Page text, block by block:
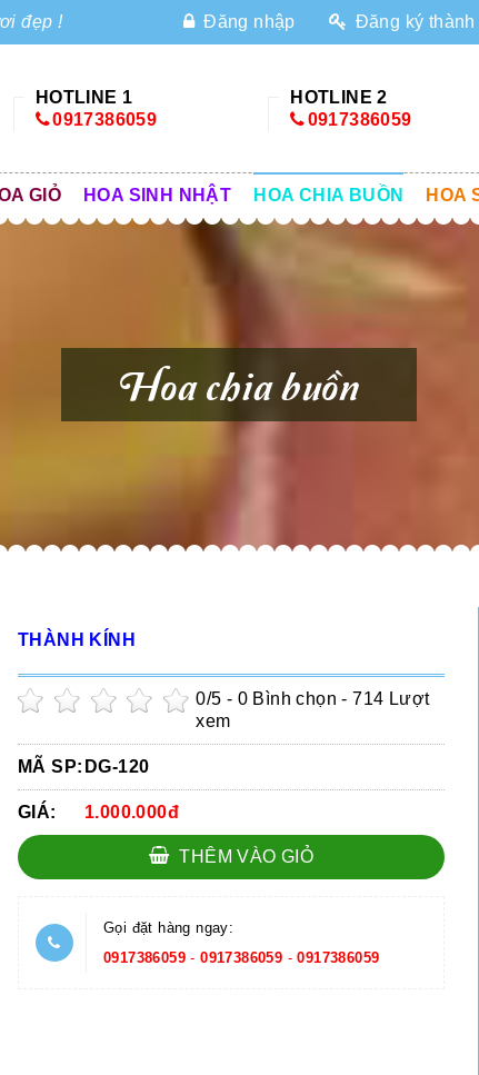
đẹp ! Đăng nhập Đăng ký thành
HOTLINE 1
0917386059
HOTLINE 2
0917386059
GIỎ HOA SINH NHẬT HOA CHIA BUỒN HOA
Hoa chia buồn
THÀNH KÍNH
0/5 - 0 Bình chọn - 714 Lượt
xem
MÃ SP: DG-120
GIÁ: 1.000.000đ
THÊM VÀO GIỎ
Gọi đặt hàng ngay:
0917386059 -0917386059 -0917386059